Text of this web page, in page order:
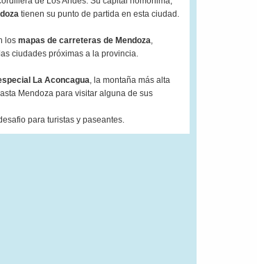
tienen su punto de partida en esta ciudad.
los mapas de carreteras de Mendoza,
ciudades próximas a la provincia.
La Aconcagua, la montaña más alta
Mendoza para visitar alguna de sus
para turistas y paseantes.